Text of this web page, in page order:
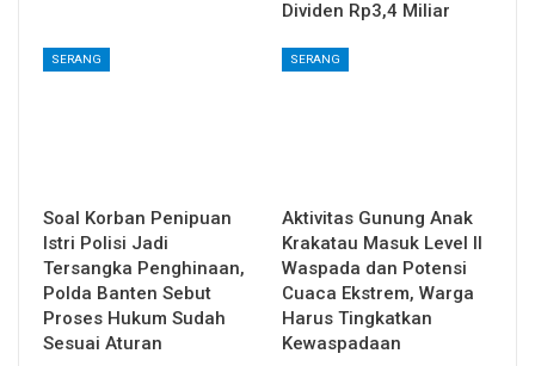
Dividen Rp3,4 Miliar
SERANG
Soal Korban Penipuan
Istri Polisi Jadi
Tersangka Penghinaan,
Polda Banten Sebut
Proses Hukum Sudah
Sesuai Aturan
SERANG
Aktivitas Gunung Anak
Krakatau Masuk Level II
Waspada dan Potensi
Cuaca Ekstrem, Warga
Harus Tingkatkan
Kewaspadaan